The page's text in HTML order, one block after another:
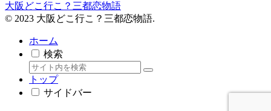
大阪どこ行こ？三都恋物語
© 2023 大阪どこ行こ？三都恋物語.
ホーム
検索
トップ
サイドバー